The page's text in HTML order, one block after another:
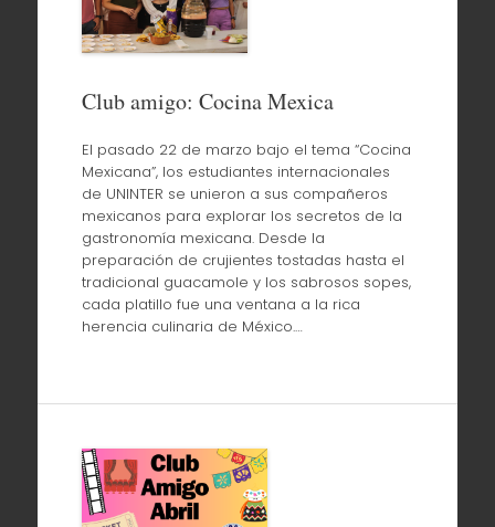
Club amigo: Cocina Mexica
El pasado 22 de marzo bajo el tema “Cocina
Mexicana”, los estudiantes internacionales
de UNINTER se unieron a sus compañeros
mexicanos para explorar los secretos de la
gastronomía mexicana. Desde la
preparación de crujientes tostadas hasta el
tradicional guacamole y los sabrosos sopes,
cada platillo fue una ventana a la rica
herencia culinaria de México.…